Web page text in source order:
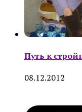
Путь к
08.12.2012